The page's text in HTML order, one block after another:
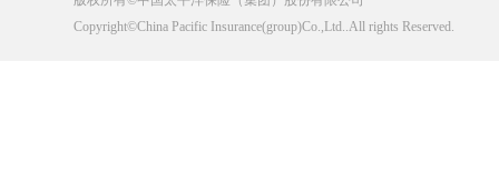
Copyright©China Pacific Insurance(group)Co.,Ltd..All rights Reserved.